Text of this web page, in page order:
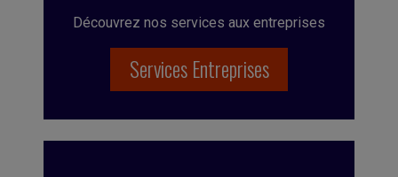
Découvrez nos services aux entreprises
Services Entreprises